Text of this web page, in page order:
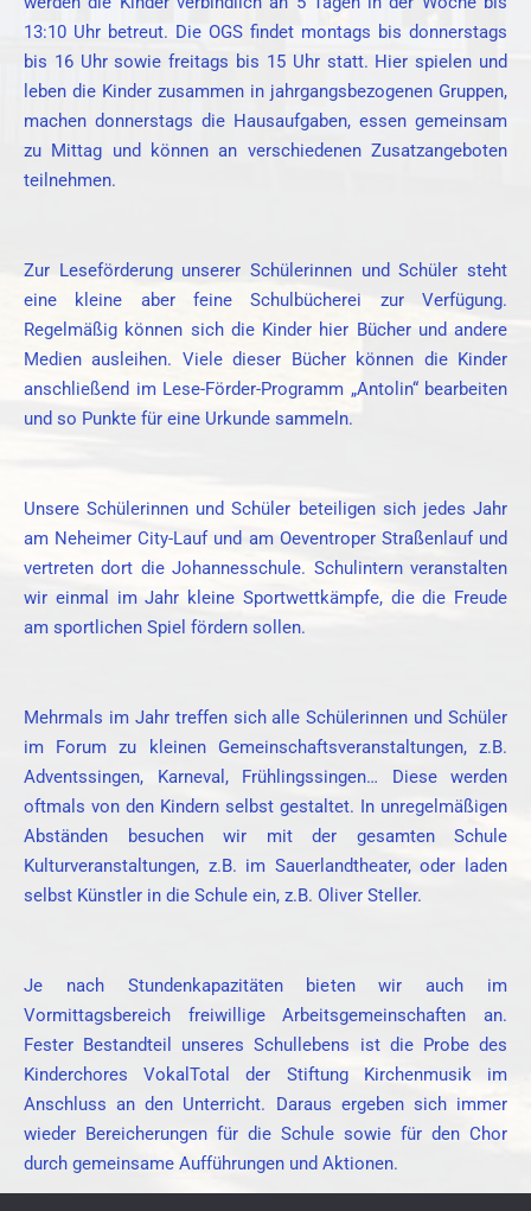
13:10 Uhr betreut. Die OGS findet montags bis donnerstags
bis 16 Uhr sowie freitags bis 15 Uhr statt. Hier spielen und
leben die Kinder zusammen in jahrgangsbezogenen Gruppen,
machen donnerstags die Hausaufgaben, essen gemeinsam
zu Mittag und können an verschiedenen Zusatzangeboten
teilnehmen.
Zur Leseförderung unserer Schülerinnen und Schüler steht
eine kleine aber feine Schulbücherei zur Verfügung.
Regelmäßig können sich die Kinder hier Bücher und andere
Medien ausleihen. Viele dieser Bücher können die Kinder
anschließend im Lese-Förder-Programm „Antolin“ bearbeiten
und so Punkte für eine Urkunde sammeln.
Unsere Schülerinnen und Schüler beteiligen sich jedes Jahr
am Neheimer City-Lauf und am Oeventroper Straßenlauf und
vertreten dort die Johannesschule. Schulintern veranstalten
wir einmal im Jahr kleine Sportwettkämpfe, die die Freude
am sportlichen Spiel fördern sollen.
Mehrmals im Jahr treffen sich alle Schülerinnen und Schüler
im Forum zu kleinen Gemeinschaftsveranstaltungen, z.B.
Adventssingen, Karneval, Frühlingssingen… Diese werden
oftmals von den Kindern selbst gestaltet. In unregelmäßigen
Abständen besuchen wir mit der gesamten Schule
Kulturveranstaltungen, z.B. im Sauerlandtheater, oder laden
selbst Künstler in die Schule ein, z.B. Oliver Steller.
Je nach Stundenkapazitäten bieten wir auch im
Vormittagsbereich freiwillige Arbeitsgemeinschaften an.
Fester Bestandteil unseres Schullebens ist die Probe des
Kinderchores VokalTotal der Stiftung Kirchenmusik im
Anschluss an den Unterricht. Daraus ergeben sich immer
wieder Bereicherungen für die Schule sowie für den Chor
durch gemeinsame Aufführungen und Aktionen.